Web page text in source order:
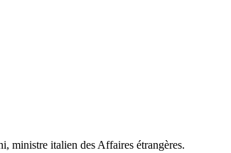
ministre italien des Affaires étrangères.